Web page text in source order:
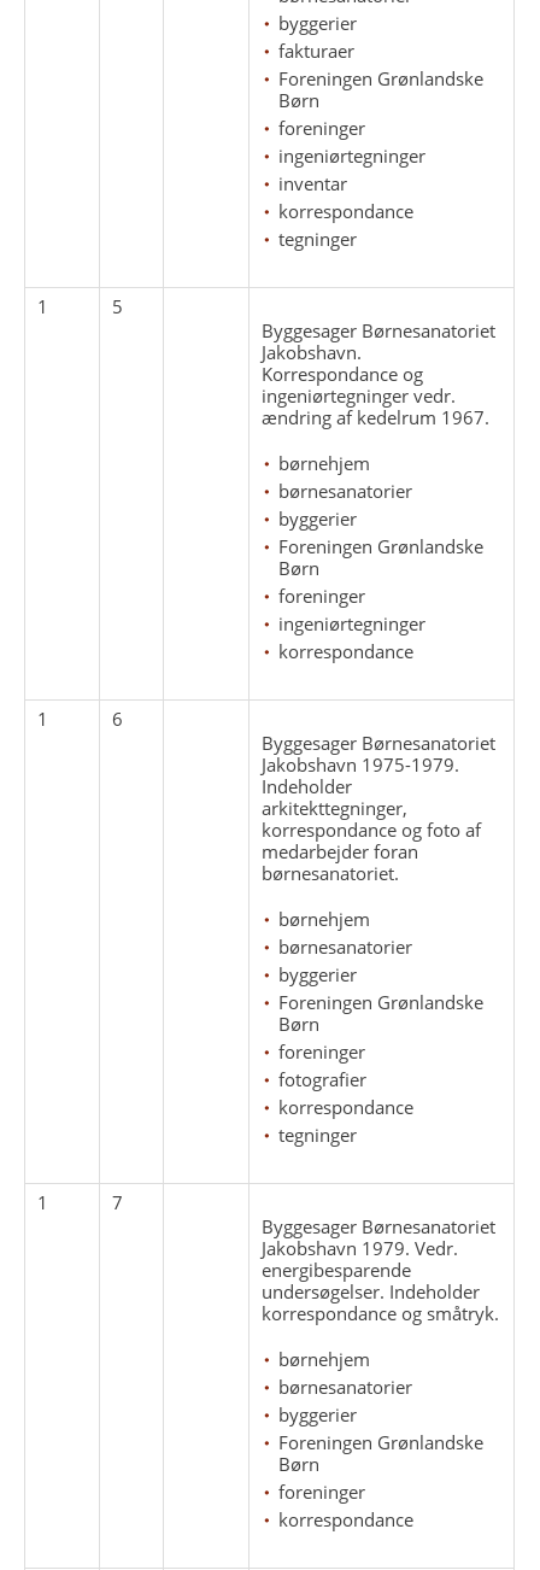
byggerier
fakturaer
Foreningen Grønlandske
Børn
foreninger
ingeniørtegninger
inventar
korrespondance
tegninger
1
5
Byggesager Børnesanatoriet
Jakobshavn.
Korrespondance og
ingeniørtegninger vedr.
ændring af kedelrum 1967.
børnehjem
børnesanatorier
byggerier
Foreningen Grønlandske
Børn
foreninger
ingeniørtegninger
korrespondance
1
6
Byggesager Børnesanatoriet
Jakobshavn 1975-1979.
Indeholder
arkitekttegninger,
korrespondance og foto af
medarbejder foran
børnesanatoriet.
børnehjem
børnesanatorier
byggerier
Foreningen Grønlandske
Børn
foreninger
fotografier
korrespondance
tegninger
1
7
Byggesager Børnesanatoriet
Jakobshavn 1979. Vedr.
energibesparende
undersøgelser. Indeholder
korrespondance og småtryk.
børnehjem
børnesanatorier
byggerier
Foreningen Grønlandske
Børn
foreninger
korrespondance